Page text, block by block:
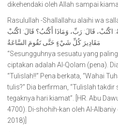
dikehendaki oleh Allah sampai
Rasulullah -Shallallahu alaihi wa
اكْتُبْ، قَالَ: رَبِّ، وَمَاذَا أَكْتُبُ؟ قَالَ: اكْتُبْ
مَقَادِيرَ كُلِّ شَيْءٍ حَتَّى تَقُومَ السَّاعَةُ
“Sesungguhnya sesuatu yang
ciptakan adalah Al-Qolam (pena).
“Tulislah!!” Pena berkata, “Wahai
tulis?” Dia berfirman, “Tulislah
tegaknya hari kiamat”. [HR. Abu
4700). Di-shohih-kan oleh Al-Albaniy
2018)]